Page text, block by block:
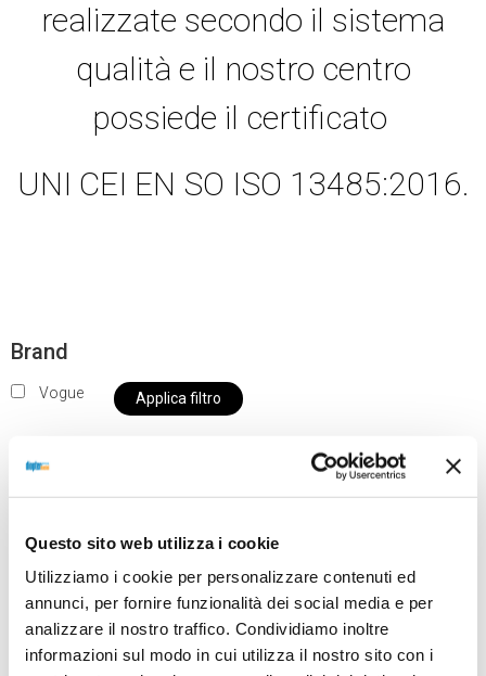
Questo sito web utilizza i cookie
Utilizziamo i cookie per personalizzare contenuti ed
annunci, per fornire funzionalità dei social media e per
analizzare il nostro traffico. Condividiamo inoltre
informazioni sul modo in cui utilizza il nostro sito con i
realizzate secondo il sistema
qualità e il nostro centro
possiede il certificato
UNI CEI EN SO ISO 13485:2016.
Brand
Vogue Applica filtro
nostro negozio non saranno disponibili per la
spedizione fino al giorno 31 agosto. BUONE FERIE
da OTTICA DIOPTER